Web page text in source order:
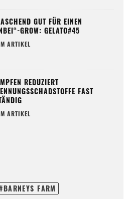
GUT FÜR EINEN
GROW: GELATO#45
ARTIKEL
REDUZIERT
FAST
ARTIKEL
BARNEYS FARM